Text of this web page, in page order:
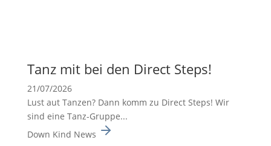
Tanz mit bei den Direct Steps!
21/07/2026
Lust aut Tanzen? Dann komm zu Direct Steps! Wir
sind eine Tanz-Gruppe...
Down Kind News